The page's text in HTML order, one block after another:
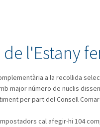
de l'Estany
a la recollida
major número de nuclis
per part del Consell
cal afegir-hi 104